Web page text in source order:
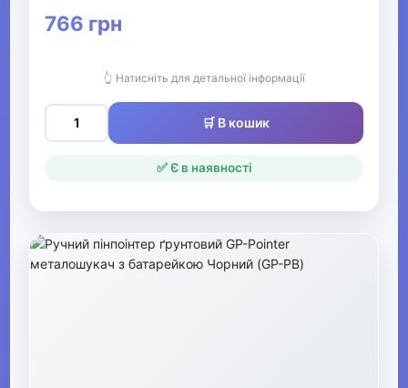
766 грн
👆 Натисніть для детальної інформації
🛒 В кошик
✅ Є в наявності